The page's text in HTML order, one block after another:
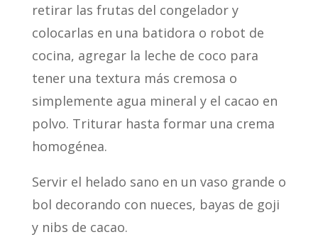
retirar las frutas del congelador y
colocarlas en una batidora o robot de
cocina, agregar la leche de coco para
tener una textura más cremosa o
simplemente agua mineral y el cacao en
polvo. Triturar hasta formar una crema
homogénea.
Servir el helado sano en un vaso grande o
bol decorando con nueces, bayas de goji
y nibs de cacao.